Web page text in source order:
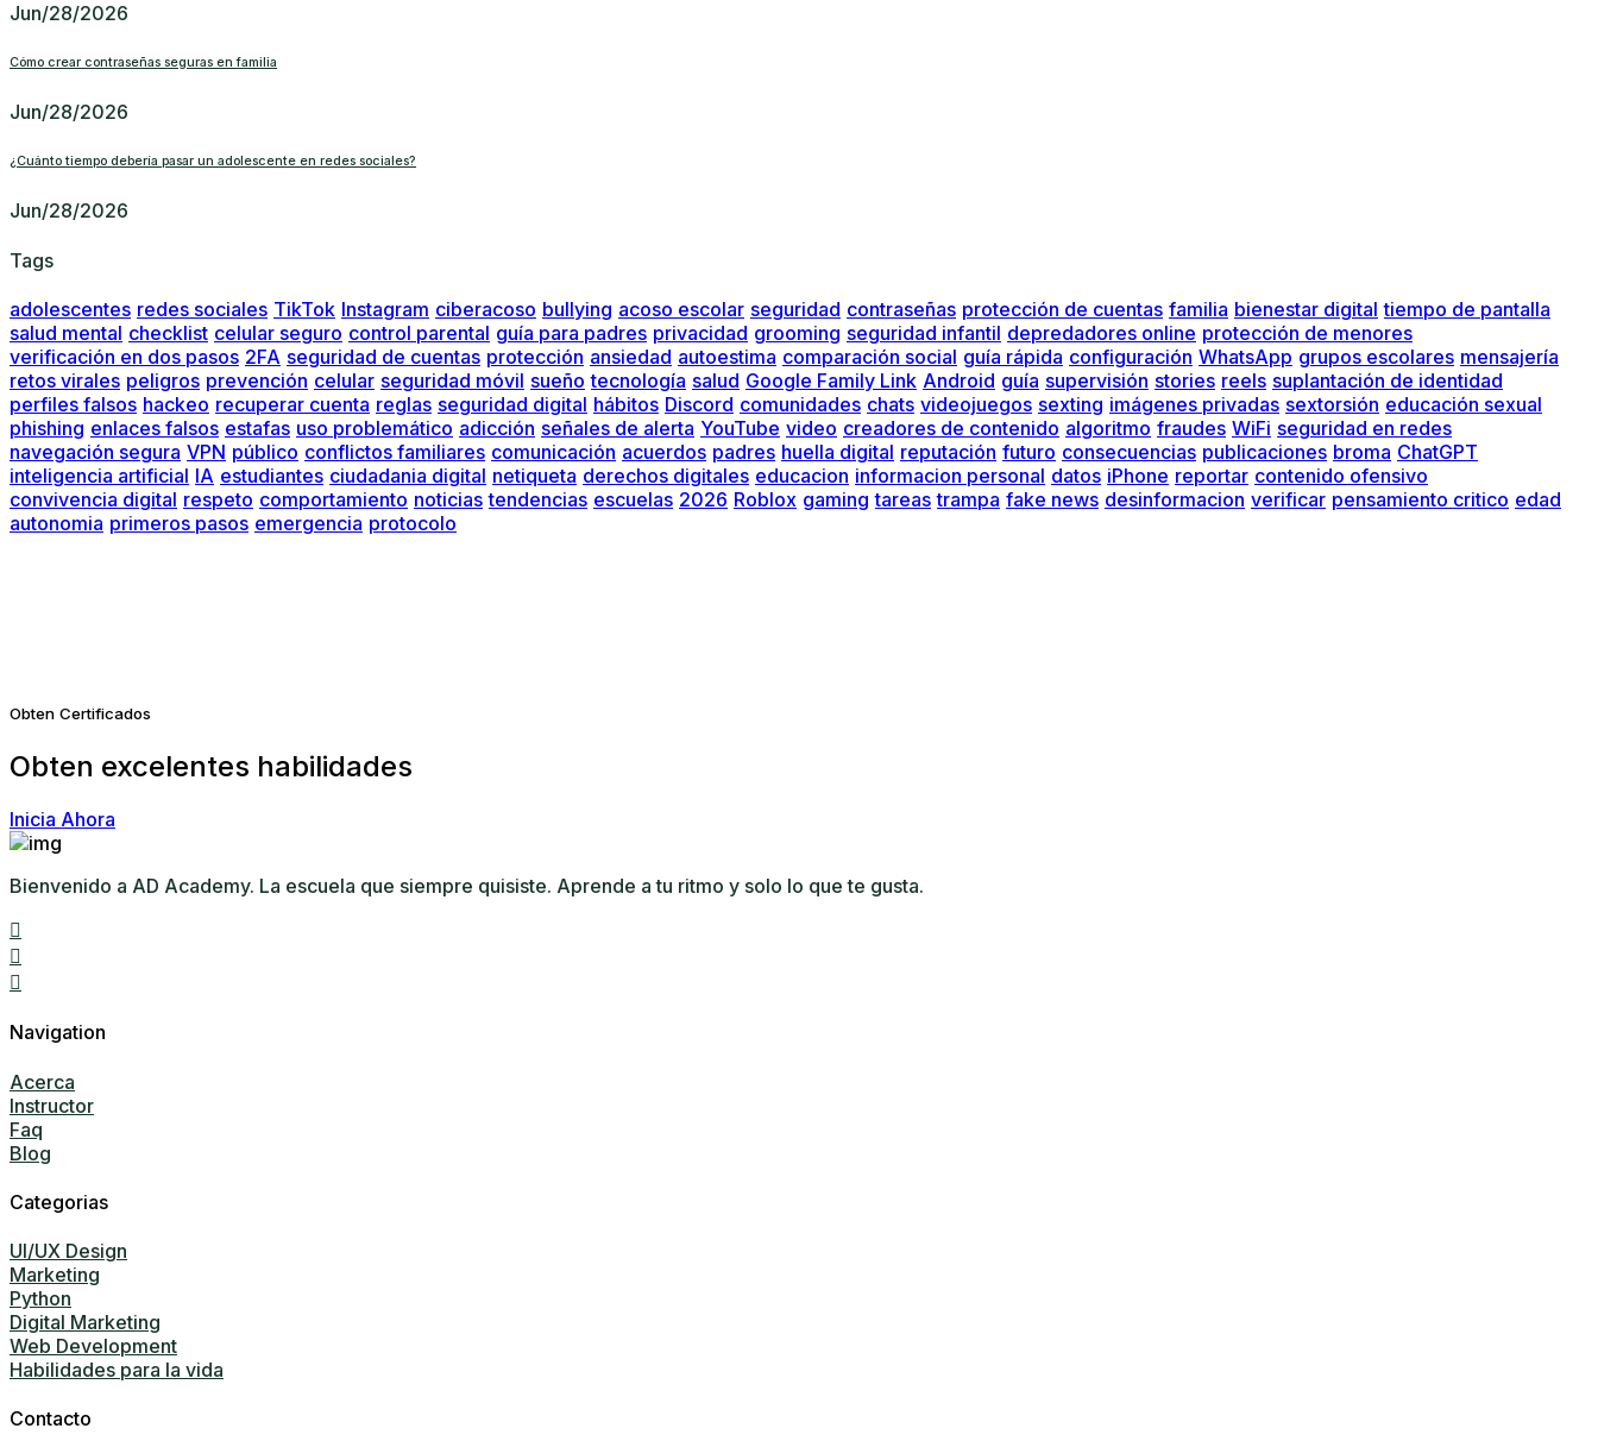
Jun/28/2026
Cómo crear contraseñas seguras en familia
Jun/28/2026
¿Cuánto tiempo debería pasar un adolescente en redes sociales?
Jun/28/2026
Tags
adolescentes redes sociales TikTok Instagram ciberacoso bullying acoso escolar seguridad contraseñas protección de cuentas familia bienestar digital tiempo de pantalla
salud mental checklist celular seguro control parental guía para padres privacidad grooming seguridad infantil depredadores online protección de menores
verificación en dos pasos 2FA seguridad de cuentas protección ansiedad autoestima comparación social guía rápida configuración WhatsApp grupos escolares mensajería
retos virales peligros prevención celular seguridad móvil sueño tecnología salud Google Family Link Android guía supervisión stories reels suplantación de identidad
perfiles falsos hackeo recuperar cuenta reglas seguridad digital hábitos Discord comunidades chats videojuegos sexting imágenes privadas sextorsión educación sexual
phishing enlaces falsos estafas uso problemático adicción señales de alerta YouTube video creadores de contenido algoritmo fraudes WiFi seguridad en redes
navegación segura VPN público conflictos familiares comunicación acuerdos padres huella digital reputación futuro consecuencias publicaciones broma ChatGPT
inteligencia artificial IA estudiantes ciudadania digital netiqueta derechos digitales educacion informacion personal datos iPhone reportar contenido ofensivo
convivencia digital respeto comportamiento noticias tendencias escuelas 2026 Roblox gaming tareas trampa fake news desinformacion verificar pensamiento critico edad
autonomia primeros pasos emergencia protocolo
Obten Certificados
Obten excelentes habilidades
Inicia Ahora
Bienvenido a AD Academy. La escuela que siempre quisiste. Aprende a tu ritmo y solo lo que te gusta.
Navigation
Acerca
Instructor
Faq
Blog
Categorias
UI/UX Design
Marketing
Python
Digital Marketing
Web Development
Habilidades para la vida
Contacto